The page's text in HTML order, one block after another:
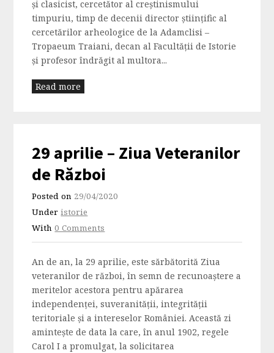
și clasicist, cercetător al creștinismului
timpuriu, timp de decenii director științific al
cercetărilor arheologice de la Adamclisi –
Tropaeum Traiani, decan al Facultății de Istorie
și profesor îndrăgit al multora...
Read more
29 aprilie – Ziua Veteranilor
de Război
Posted on 29/04/2020
Underistorie
With0 Comments
An de an, la 29 aprilie, este sărbătorită Ziua
veteranilor de război, în semn de recunoaştere a
meritelor acestora pentru apărarea
independenţei, suveranităţii, integrităţii
teritoriale şi a intereselor României. Această zi
aminteşte de data la care, în anul 1902, regele
Carol I a promulgat, la solicitarea